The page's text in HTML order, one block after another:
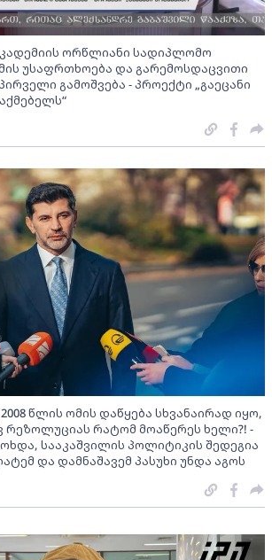
ორწლიანი სადიპლომო
უსაფრთხოება და გარემოსდაცვითი
გამოშვება - პროექტი „გაეცანი
წლის ომის დაწყება სხვანაირად იყო,
რატომ მოაწერეს ხელი?! -
სააკაშვილის პოლიტიკის შედეგია
და დამნაშავემ პასუხი უნდა აგოს